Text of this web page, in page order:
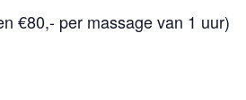
€80,- per massage van 1 uur)